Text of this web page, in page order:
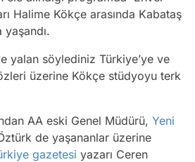
Halime Kökçe arasında Kabataş
yaşandı.
yalan söylediniz Türkiye’ye ve
üzerine Kökçe stüdyoyu terk
AA eski Genel Müdürü, Yeni
de yaşananlar üzerine
gazetesi yazarı Ceren